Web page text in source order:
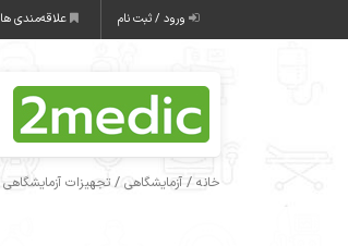
ورود / ثبت نام علاقه‌مندی ها
خانه / آزمایشگاهی / تجهیزات آزمایشگاهی